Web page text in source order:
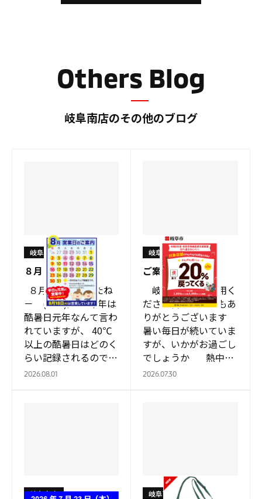
Others Blog
岐阜南店のその他のブログ
８月
岐阜南店
８月になりましたね
－ (^O^)／ 今年は
酷暑日元年なんて言わ
れていますが、 40℃
以上の酷暑日はどのく
らい記録されるのでし
ょうかね 「酷
2026.08.01
ご案内
岐阜南店
岐阜南店をご利用く
ださる皆様、いつもあ
りがとうございます
暑い毎日が続いていま
すが、いかがお過ごし
でしょうか 熱中症
対策に水分と共…
2026.07.30
岐阜南店 岐阜南店